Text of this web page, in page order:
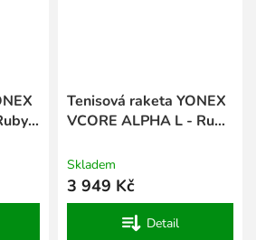
Tenisová raketa YONEX
VCORE ALPHA L - Ruby
Skladem
3 949 Kč
Detail